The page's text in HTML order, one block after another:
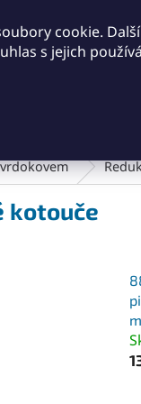
cookie.
s jejich
kotouče